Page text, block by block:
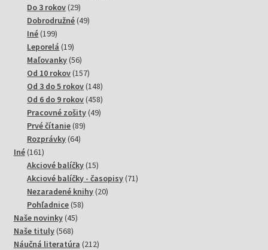
Do 3 rokov 2929
produktov
Dobrodružné 4949
Iné 199199
produktov
Leporelá 1919
produktov
Maľovanky 5656
produktov
Od 10 rokov 157157
produktov
Od 3 do 5 rokov 148148
produktov
Od 6 do 9 rokov 458458
produktov
Pracovné zošity 4949
Prvé čítanie 8989
Rozprávky 6464
Iné 161161
produktov
Akciové balíčky 1515
produktov
Akciové balíčky - časopisy 7171
Nezaradené knihy 2020
Pohľadnice 5858
Naše novinky 4545
Naše tituly 568568
produktov
Náučná literatúra 212212